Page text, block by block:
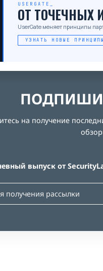
USERGATE
ОТ ТОЧЕЧНЫХ
UserGate меняет принципы
УЗНАТЬ НОВЫЕ
на получение
выпуск от